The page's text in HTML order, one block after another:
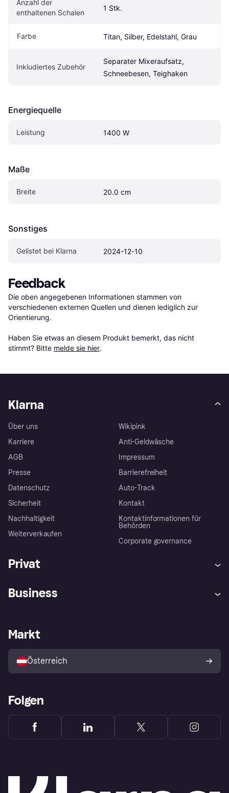
Anzahl der
enthaltenen Schalen
1 Stk.
Farbe Titan, Silber, Edelstahl, Grau
Inkludiertes Zubehör
Separater Mixeraufsatz,
Schneebesen, Teighaken
Energiequelle
Leistung 1400 W
Maße
Breite 20.0 cm
Sonstiges
Gelistet bei Klarna 2024-12-10
Feedback
Die oben angegebenen Informationen stammen von
verschiedenen externen Quellen und dienen lediglich zur
Orientierung.
Haben Sie etwas an diesem Produkt bemerkt, das nicht
stimmt? Bitte melde sie hier.
Klarna
Über uns
Karriere
AGB
Presse
Datenschutz
Sicherheit
Nachhaltigkeit
Weiterverkaufen
Wikipink
Anti-Geldwäsche
Impressum
Barrierefreiheit
Auto-Track
Kontakt
Kontaktinformationen für
Behörden
Corporate governance
Privat
Shops entdecken
Business
Händlerportal
Markt
Österreich
Folgen